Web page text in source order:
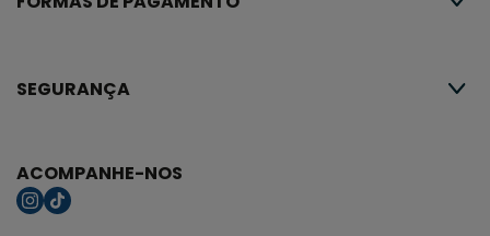
SEGURANÇA
ACOMPANHE-NOS